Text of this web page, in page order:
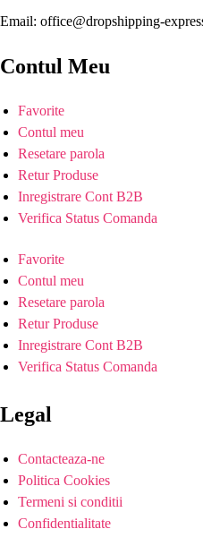
Email: office@dropshipping-
Contul Meu
Favorite
Contul meu
Resetare parola
Retur Produse
Inregistrare Cont B2B
Verifica Status Comanda
Favorite
Contul meu
Resetare parola
Retur Produse
Inregistrare Cont B2B
Verifica Status Comanda
Legal
Contacteaza-ne
Politica Cookies
Termeni si conditii
Confidentialitate